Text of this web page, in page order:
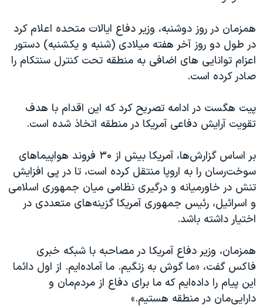
همزمان در روز دوشنبه، وزیر دفاع ایالات متحده اعلام کرد
در طول دو روز آخر هفته میلادی (شنبه و یکشنبه) دستور
اعزام توانایی های اضافی به منطقه تحت کنترل سنتکام را
صادر کرده است.
پیت هگست در ادامه تصریح کرد که این اقدام با هدف
تقویت آرایش دفاعی آمریکا در منطقه اتخاذ شده است.
بر اساس گزارش‌ها، آمریکا بیش از ۳۰ فروند هواپیماهای
سوخت‌رسان را به اروپا منتقل کرده است، تا در پی افزایش
تنش در خاورمیانه و درگیری نظامی میان جمهوری اسلامی
و اسرائیل، رئیس جمهوری آمریکا گزینه‌های متعددی در
اختیار داشته باشد.
همزمان، وزیر دفاع آمریکا در مصاحبه با شبکه خبری
فاکس گفت، «ما گوش به زنگیم. ما آماده‌ایم. از اول دائما
این پیام را داده‌ایم که ما برای دفاع از مردم‌مان و
دارایی‌مان در منطقه هستیم.»